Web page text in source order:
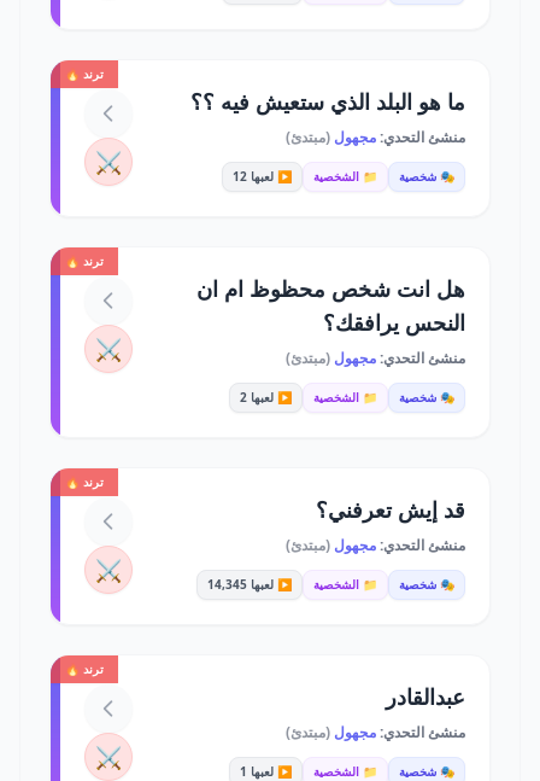
ترند 🔥
ما هو البلد الذي ستعيش فيه ؟؟
منشئ التحدي:مجهول (مبتدئ)
🎭 شخصية 📁 الشخصية ▶️ لعبها 12 ⚔️
ترند 🔥
هل انت شخص محظوظ ام ان
النحس يرافقك؟
منشئ التحدي:مجهول (مبتدئ)
🎭 شخصية 📁 الشخصية ▶️ لعبها 2
⚔️
ترند 🔥
قد إيش تعرفني؟
منشئ التحدي:مجهول (مبتدئ)
🎭 شخصية 📁 الشخصية ▶️ لعبها 14,345 ⚔️
ترند 🔥
عبدالقادر
منشئ التحدي:مجهول (مبتدئ)
🎭 شخصية 📁 الشخصية ▶️ لعبها 1 ⚔️